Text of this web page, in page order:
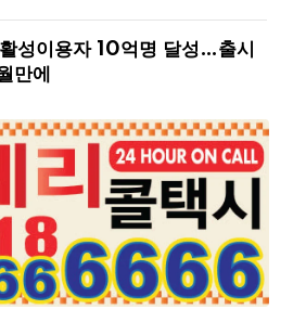
성이용자 10억명 달성…출시
만에